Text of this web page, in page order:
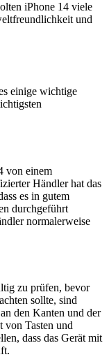
iPhone 14 viele
und
einige wichtige
von einem
Händler hat das
es in gutem
durchgeführt
normalerweise
zu prüfen, bevor
sollte, sind
den Kanten und der
von Tasten und
dass das Gerät mit